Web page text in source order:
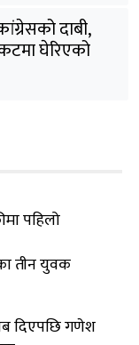
दाबी,
घेरिएको
पहिलो
तीन युवक
दिएपछि गणेश